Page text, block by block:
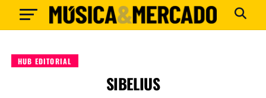
HUB EDITORIAL
SIBELIUS